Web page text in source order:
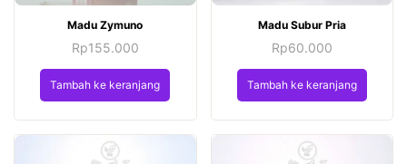
Madu Zymuno
Rp155.000
Tambah ke keranjang
Madu Subur Pria
Rp60.000
Tambah ke keranjang